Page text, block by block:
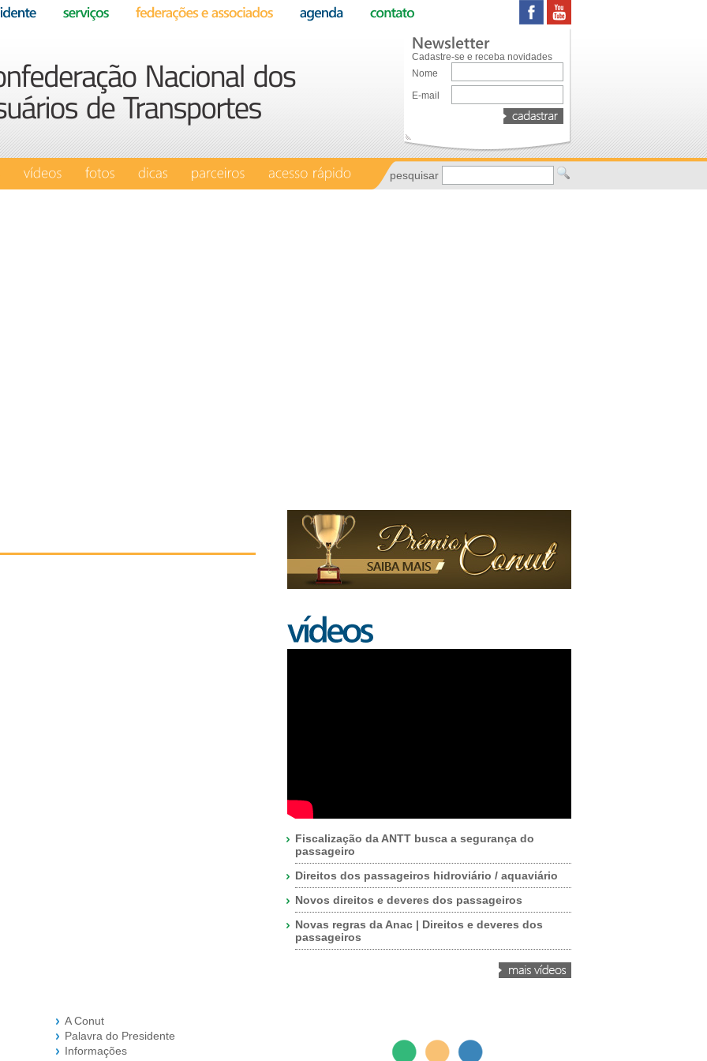
Cadastre-se e receba novidades
Nome
E-mail
pesquisar
Fiscalização da ANTT busca a segurança do
passageiro
Direitos dos passageiros hidroviário / aquaviário
Novos direitos e deveres dos passageiros
Novas regras da Anac | Direitos e deveres dos
passageiros
A Conut
Palavra do Presidente
Informações